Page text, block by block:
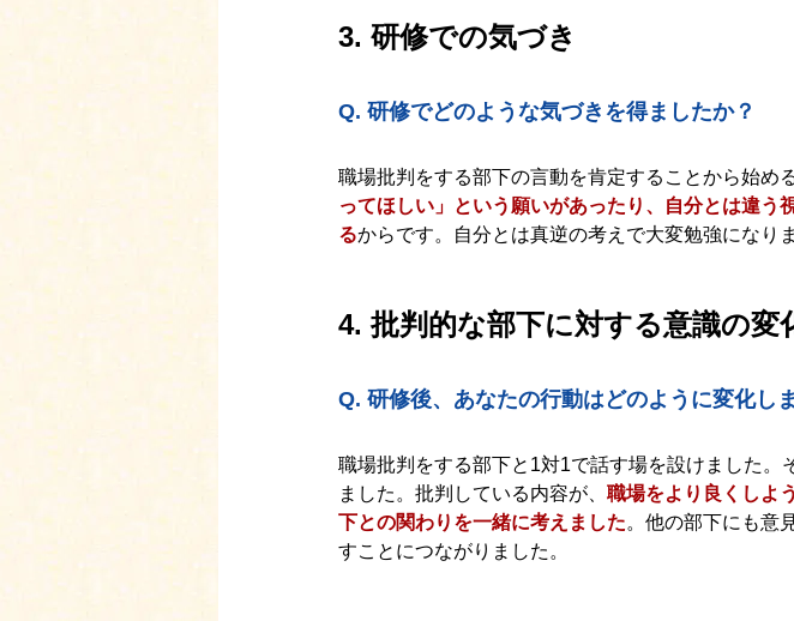
3. 研修での気づき
Q. 研修でどのような気づきを得ましたか？
職場批判をする部下の言動を肯定することから始め
ってほしい」という願いがあったり、自分とは違う
るからです。自分とは真逆の考えで大変勉強になり
4. 批判的な部下に対する意識の変
Q. 研修後、あなたの行動はどのように変化し
職場批判をする部下と1対1で話す場を設けました
ました。批判している内容が、 職場をより良くしよ
下との関わりを一緒に考えました。他の部下にも意
すことにつながりました。